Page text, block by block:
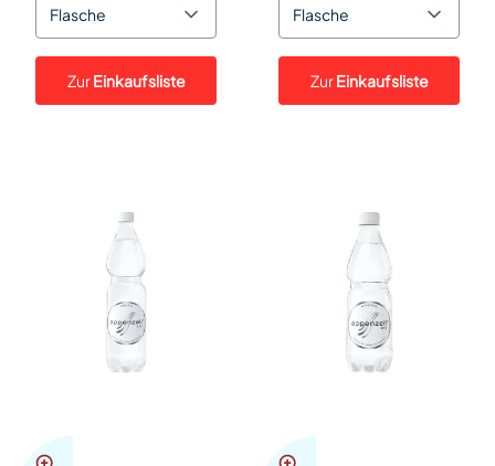
Flasche
ZurEinkaufsliste
Flasche
ZurEinkaufsliste